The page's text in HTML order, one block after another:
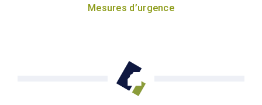
Mesures d’urgence